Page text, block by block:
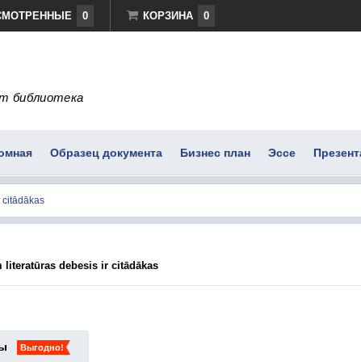
0 КОРЗИНА 0
библиотека
Образец документа Бизнес план Эссе
literatūras debesis ir citādākas
Выгодно!